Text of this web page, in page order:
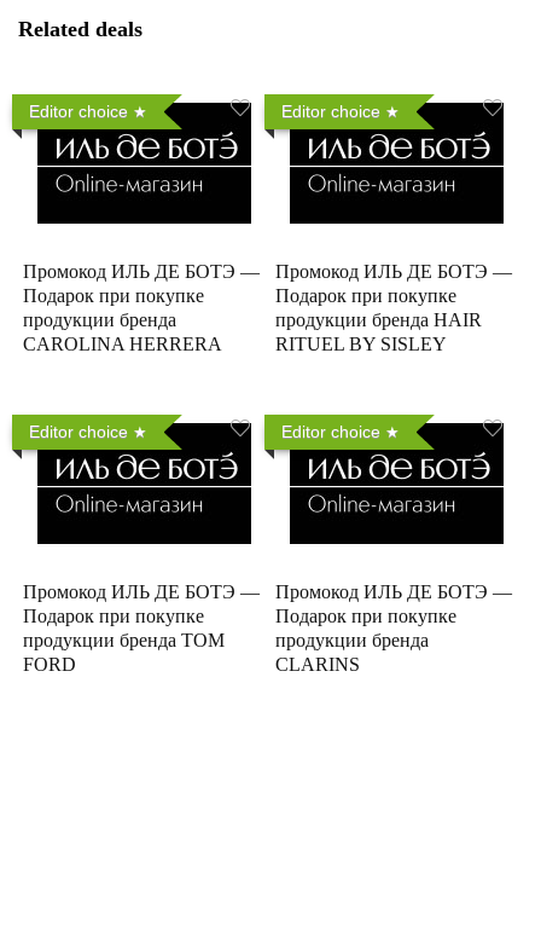
Related deals
Editor choice
Промокод ИЛЬ ДЕ БОТЭ —
Подарок при покупке
продукции бренда
CAROLINA HERRERA
Editor choice
Промокод ИЛЬ ДЕ БОТЭ —
Подарок при покупке
продукции бренда HAIR
RITUEL BY SISLEY
Editor choice
Промокод ИЛЬ ДЕ БОТЭ —
Подарок при покупке
продукции бренда TOM
FORD
Editor choice
Промокод ИЛЬ ДЕ БОТЭ —
Подарок при покупке
продукции бренда
CLARINS